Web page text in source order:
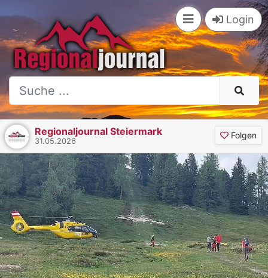
Login
Regionaljournal Steiermark
31.05.2026
Folgen